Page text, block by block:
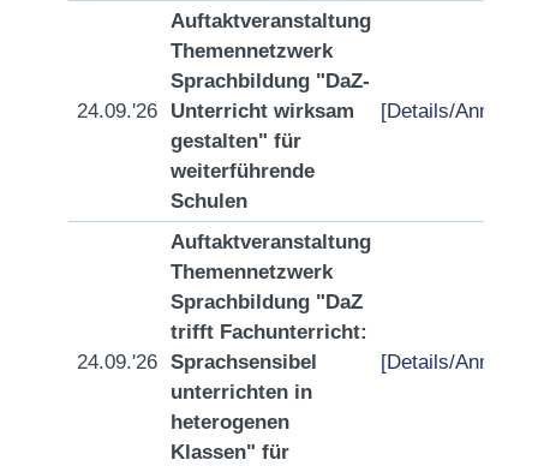
24.09.'26
Auftaktveranstaltung
Themennetzwerk
Sprachbildung "DaZ-
Unterricht wirksam
gestalten" für
weiterführende
Schulen
[Details/
24.09.'26
Auftaktveranstaltung
Themennetzwerk
Sprachbildung "DaZ
trifft Fachunterricht:
Sprachsensibel
unterrichten in
heterogenen
Klassen" für
[Details/